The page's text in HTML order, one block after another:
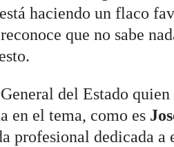
haciendo un flaco
que no sabe
del Estado
en el tema, como es
profesional dedicada